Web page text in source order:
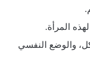
المرأة.
والوضع النفسي